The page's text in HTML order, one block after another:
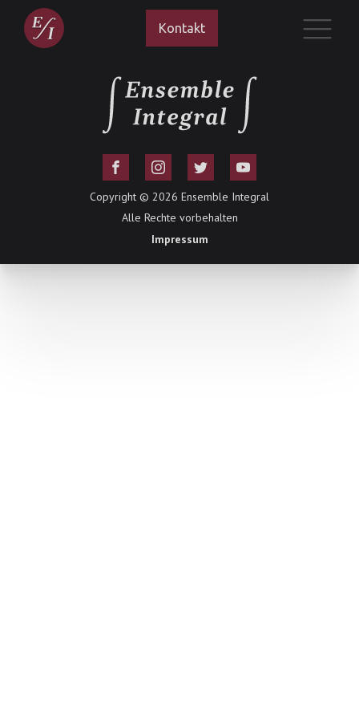
Kontakt
Copyright © 2026 Ensemble Integral
Alle Rechte vorbehalten
Impressum